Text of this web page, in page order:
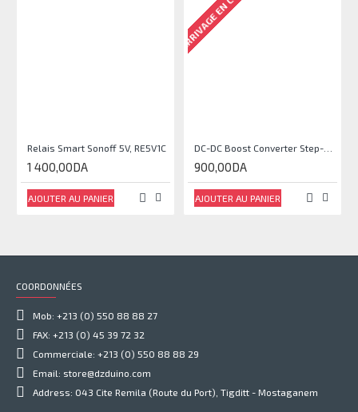
Relais Smart Sonoff 5V, RE5V1C
1 400,00DA
AJOUTER AU PANIER
DC-DC Boost Converter Step-Up Power Module Output 5V-35V
900,00DA
AJOUTER AU PANIER
COORDONNÉES
Mob: +213 (0) 550 88 88 27
FAX: +213 (0) 45 39 72 32
Commerciale: +213 (0) 550 88 88 29
Email: store@dzduino.com
Address: 043 Cite Remila (Route du Port), Tigditt - Mostaganem